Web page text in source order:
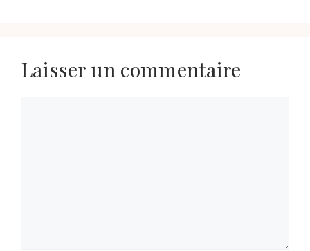
Laisser un commentaire